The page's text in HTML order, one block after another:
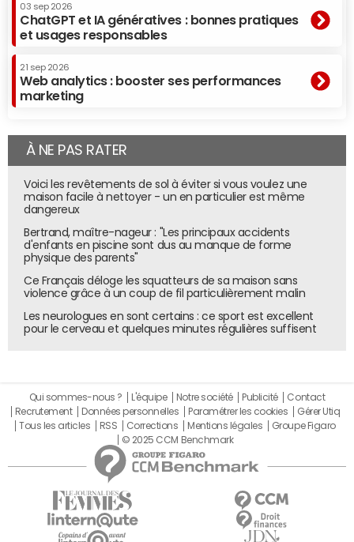
03 sep 2026
ChatGPT et IA génératives : bonnes pratiques
et usages responsables
21 sep 2026
Web analytics : booster ses performances
marketing
À NE PAS RATER
Voici les revêtements de sol à éviter si vous voulez une
maison facile à nettoyer - un en particulier est même
dangereux
Bertrand, maître-nageur : "Les principaux accidents
d'enfants en piscine sont dus au manque de forme
physique des parents"
Ce Français déloge les squatteurs de sa maison sans
violence grâce à un coup de fil particulièrement malin
Les neurologues en sont certains : ce sport est excellent
pour le cerveau et quelques minutes régulières suffisent
Qui sommes-nous ? L'équipe Notre société Publicité
Contact
Recrutement
Données personnelles Paramétrer les cookies
Gérer Utiq
Tous les articles
RSS Corrections Mentions légales
Groupe Figaro
© 2025 CCM Benchmark